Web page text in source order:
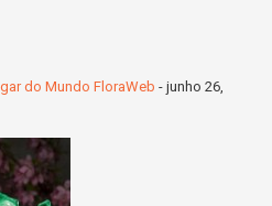
do Mundo FloraWeb -junho 26,